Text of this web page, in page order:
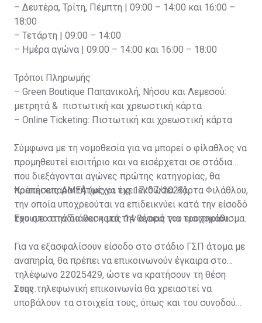
– Δευτέρα, Τρίτη, Πέμπτη | 09:00 – 14:00 και 16:00 –
18:00
– Τετάρτη | 09:00 – 14:00
– Ημέρα αγώνα | 09:00 – 14:00 και 16:00 – 18:00
Τρόποι Πληρωμής
– Green Boutique Παπανικολή, Νήσου και Λεμεσού:
μετρητά & πιστωτική και χρεωστική κάρτα
– Online Ticketing: Πιστωτική και χρεωστική κάρτα
Σύμφωνα με τη νομοθεσία για να μπορεί ο φίλαθλος να
προμηθευτεί εισιτήριο και να εισέρχεται σε στάδια
που διεξάγονται αγώνες πρώτης κατηγορίας, θα
πρέπει απαραιτήτως να έχει εκδώσει Κάρτα Φιλάθλου,
την οποία υποχρεούται να επιδεικνύει κατά την είσοδό
του στο στάδιο και κατά την αγορά του εισιτηρίου.
Κρατήσεις ΑΜΕΑ (μέχρι τις 17/07/2023)
Έχουμε στην διάθεση μας 14 θέσεις για τροχοκάθισμα.
Για να εξασφαλίσουν είσοδο στο στάδιο ΓΣΠ άτομα με
αναπηρία, θα πρέπει να επικοινωνούν έγκαιρα στο
τηλέφωνο 22025429, ώστε να κρατήσουν τη θέση
τους.
Στην τηλεφωνική επικοινωνία θα χρειαστεί να
υποβάλουν τα στοιχεία τους, όπως και του συνοδού